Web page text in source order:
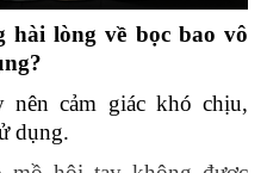
lòng về bọc bao vô
nên cảm giác khó chịu,
dụng.